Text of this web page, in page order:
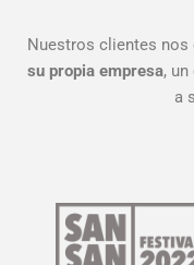
Nuestros clientes nos
su propia empresa,
a